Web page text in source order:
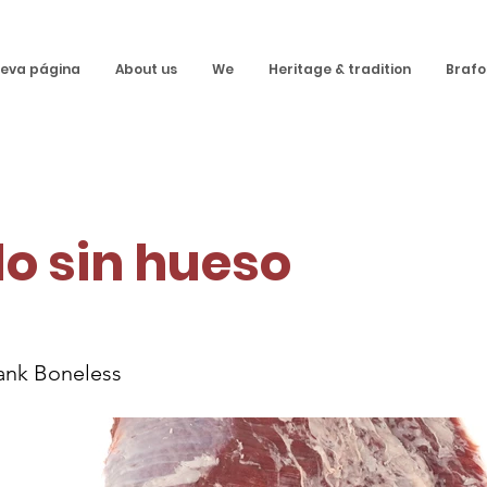
página About us We Heritage & tradition
sin hueso
Boneless